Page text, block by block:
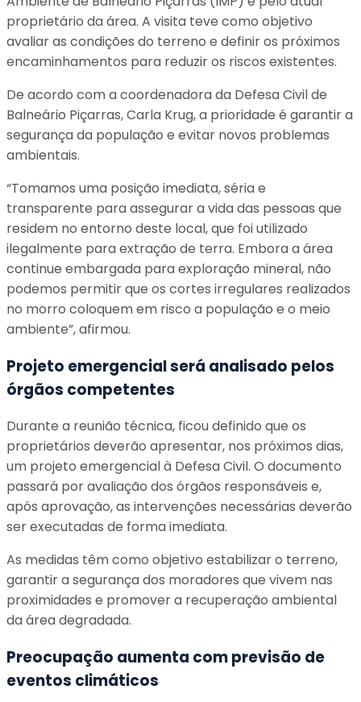
proprietário da área. A visita teve como objetivo
avaliar as condições do terreno e definir os próximos
encaminhamentos para reduzir os riscos existentes.
De acordo com a coordenadora da Defesa Civil de
Balneário Piçarras, Carla Krug, a prioridade é garantir a
segurança da população e evitar novos problemas
ambientais.
“Tomamos uma posição imediata, séria e
transparente para assegurar a vida das pessoas que
residem no entorno deste local, que foi utilizado
ilegalmente para extração de terra. Embora a área
continue embargada para exploração mineral, não
podemos permitir que os cortes irregulares realizados
no morro coloquem em risco a população e o meio
ambiente”, afirmou.
Projeto emergencial será analisado pelos
órgãos competentes
Durante a reunião técnica, ficou definido que os
proprietários deverão apresentar, nos próximos dias,
um projeto emergencial à Defesa Civil. O documento
passará por avaliação dos órgãos responsáveis e,
após aprovação, as intervenções necessárias deverão
ser executadas de forma imediata.
As medidas têm como objetivo estabilizar o terreno,
garantir a segurança dos moradores que vivem nas
proximidades e promover a recuperação ambiental
da área degradada.
Preocupação aumenta com previsão de
eventos climáticos